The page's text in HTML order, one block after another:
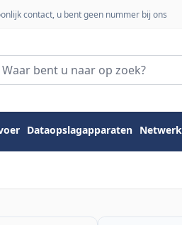
contact, u bent geen nummer bij ons
Dataopslagapparaten